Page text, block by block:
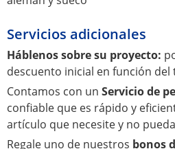
Servicios adicionales
Háblenos sobre su proyecto:
descuento inicial en función
Contamos con un Servicio de
confiable que es rápido y
artículo que necesite y no
Regale uno de nuestros bonos